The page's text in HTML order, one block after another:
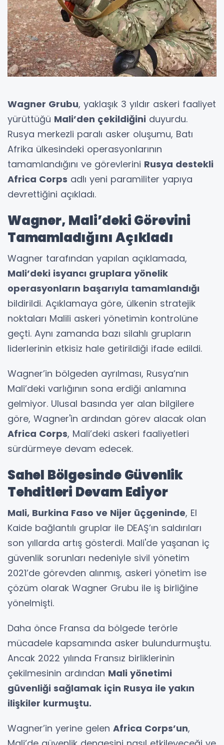
Wagner Grubu, yaklaşık 3 yıldır askeri faaliyet
yürüttüğü Mali’den çekildiğini duyurdu.
Rusya merkezli paralı asker oluşumu, Batı
Afrika ülkesindeki operasyonlarının
tamamlandığını ve görevlerini Rusya destekli
Africa Corps adlı yeni paramiliter yapıya
devrettiğini açıkladı.
Wagner, Mali’deki Görevini
Tamamladığını Açıkladı
Wagner tarafından yapılan açıklamada,
Mali’deki isyancı gruplara yönelik
operasyonların başarıyla tamamlandığı
bildirildi. Açıklamaya göre, ülkenin stratejik
noktaları Malili askeri yönetimin kontrolüne
geçti. Aynı zamanda bazı silahlı grupların
liderlerinin etkisiz hale getirildiği ifade edildi.
Wagner’in bölgeden ayrılması, Rusya’nın
Mali’deki varlığının sona erdiği anlamına
gelmiyor. Ulusal basında yer alan bilgilere
göre, Wagner'in ardından görev alacak olan
Africa Corps, Mali’deki askeri faaliyetleri
sürdürmeye devam edecek.
Sahel Bölgesinde Güvenlik
Tehditleri Devam Ediyor
Mali, Burkina Faso ve Nijer üçgeninde, El
Kaide bağlantılı gruplar ile DEAŞ’ın saldırıları
son yıllarda artış gösterdi. Mali'de yaşanan iç
güvenlik sorunları nedeniyle sivil yönetim
2021’de görevden alınmış, askeri yönetim ise
çözüm olarak Wagner Grubu ile iş birliğine
yönelmişti.
Daha önce Fransa da bölgede terörle
mücadele kapsamında asker bulundurmuştu.
Ancak 2022 yılında Fransız birliklerinin
çekilmesinin ardından Mali yönetimi
güvenliği sağlamak için Rusya ile yakın
ilişkiler kurmuştu.
Wagner’in yerine gelen Africa Corps’un,